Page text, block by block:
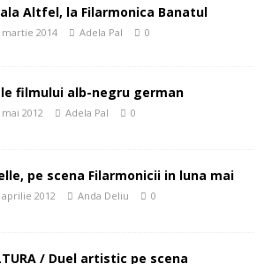
Altfel, la Filarmonica Banatul
martie 2014 Adela Pal 0
filmului alb-negru german
mai 2012 Adela Pal 0
pe scena Filarmonicii in luna mai
aprilie 2012 Anda Deliu 0
/ Duel artistic pe scena